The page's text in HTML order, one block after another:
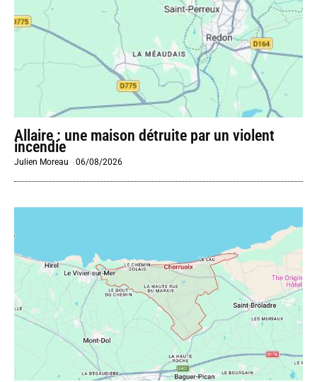
Allaire : une maison détruite par un violent
incendie
Julien Moreau -06/08/2026